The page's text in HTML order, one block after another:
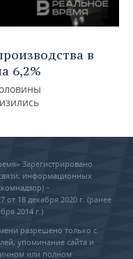
в
6,2%
Зарегистрировано
информационных
–
18 декабря 2020 г. (ранее
2014 г.)
разрешено только с
упоминание сайта и
или полном